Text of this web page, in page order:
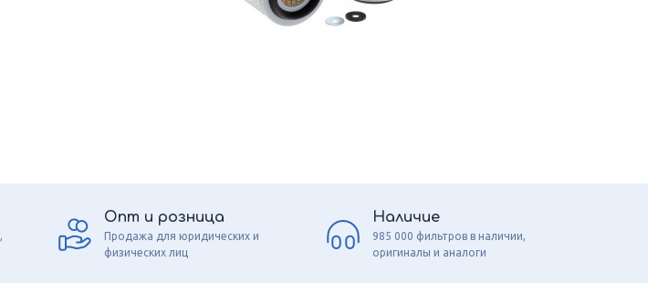
Опт и розница
Продажа для юридических и
физических лиц
Наличие
985 000 фильтров в наличии,
оригиналы и аналоги